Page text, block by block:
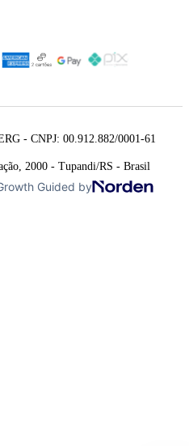
- CNPJ: 00.912.882/0001-61
2000 - Tupandi/RS - Brasil
Guided by